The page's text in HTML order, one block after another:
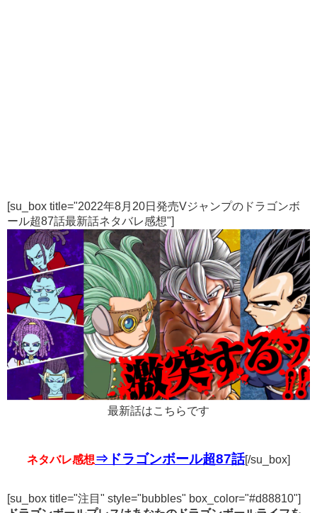
[su_box title="2022年8月20日発売Vジャンプのドラゴンボ
ール超87話最新話ネタバレ感想"]
最新話はこちらです
ネタバレ感想⇒ドラゴンボール超87話[/su_box]
[su_box title="注目" style="bubbles" box_color="#d88810"]